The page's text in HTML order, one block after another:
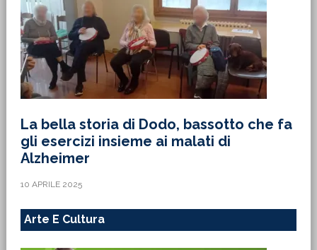
La bella storia di Dodo, bassotto che fa
gli esercizi insieme ai malati di
Alzheimer
10 APRILE 2025
Arte E Cultura